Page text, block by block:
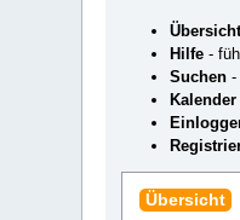
Übersicht
Hilfe -
Suchen -
Kalender
Übersicht